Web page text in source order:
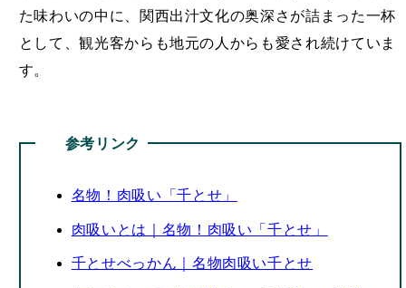
た味わいの中に、関西出汁文化の奥深さが詰まった一杯
として、観光客からも地元の人からも愛され続けていま
す。
参考リンク
名物！肉吸い「千とせ」
肉吸いとは｜名物！肉吸い「千とせ」
千とせべっかん｜名物肉吸い千とせ